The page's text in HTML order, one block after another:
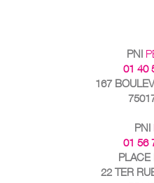
PNI
01 40
167
PNI
01 56
PLACE
22 TER